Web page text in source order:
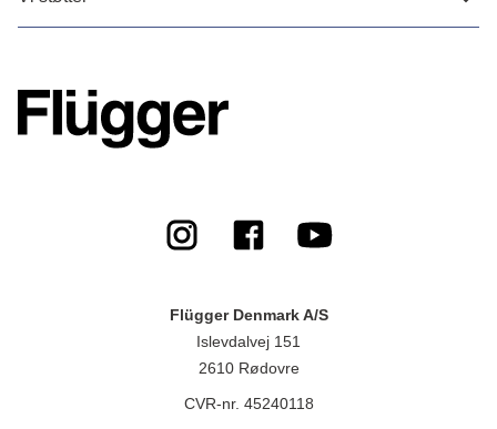
Flügger Denmark A/S
Islevdalvej 151
2610 Rødovre
CVR-nr. 45240118